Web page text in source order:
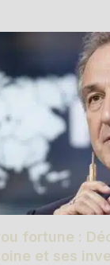
fortune :
et ses